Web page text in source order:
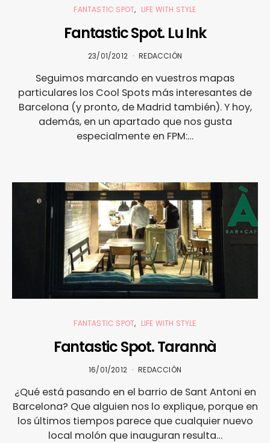
FANTASTIC SPOT LIFE WITH STYLE
Fantastic Spot. Lu Ink
23/01/2012 REDACCIÓN
Seguimos marcando en vuestros mapas
particulares los Cool Spots más interesantes de
Barcelona (y pronto, de Madrid también). Y hoy,
además, en un apartado que nos gusta
especialmente en FPM:…
FANTASTIC SPOT LIFE WITH STYLE
Fantastic Spot. Tarannà
16/01/2012 REDACCIÓN
¿Qué está pasando en el barrio de Sant Antoni en
Barcelona? Que alguien nos lo explique, porque en
los últimos tiempos parece que cualquier nuevo
local molón que inauguran resulta…